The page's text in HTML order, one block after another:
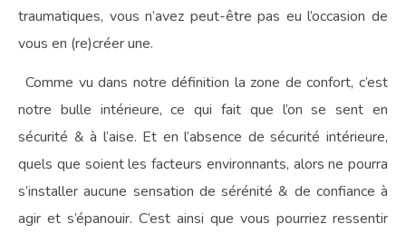
traumatiques, vous n’avez peut-être pas eu l’occasion de
vous en (re)créer une.
Comme vu dans notre définition la zone de confort, c’est
notre bulle intérieure, ce qui fait que l’on se sent en
sécurité & à l’aise. Et en l’absence de sécurité intérieure,
quels que soient les facteurs environnants, alors ne pourra
s’installer aucune sensation de sérénité & de confiance à
agir et s’épanouir. C’est ainsi que vous pourriez ressentir